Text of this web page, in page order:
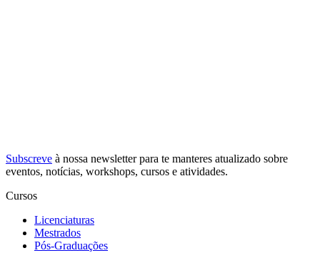
Subscreve à nossa newsletterpara te manteres atualizado sobre
eventos, notícias, workshops, cursos e atividades.
Cursos
Licenciaturas
Mestrados
Pós-Graduações